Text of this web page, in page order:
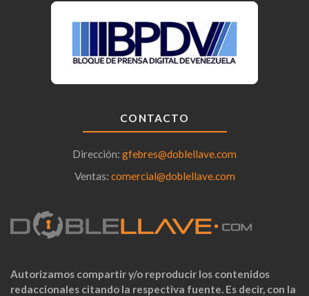
CONTACTO
Dirección: gfebres@doblellave.com
Ventas: comercial@doblellave.com
Autorizamos compartir y/o reproducir los contenidos
redaccionales citando la respectiva fuente. Es decir, con la